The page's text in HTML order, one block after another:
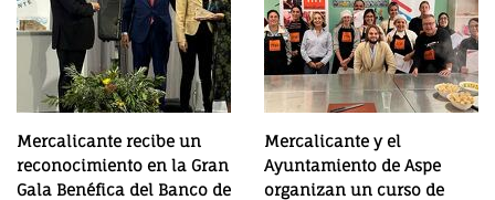
Mercalicante recibe un
reconocimiento en la Gran
Gala Benéfica del Banco de
Mercalicante y el
Ayuntamiento de Aspe
organizan un curso de